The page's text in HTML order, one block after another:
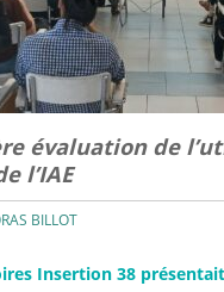
évaluation de
l’IAE
BILLOT
Insertion 38